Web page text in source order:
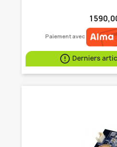
1
Paiement avec
 Derniers